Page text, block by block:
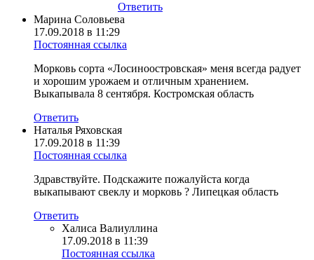
Ответить
Марина Соловьева
17.09.2018 в 11:29
Постоянная ссылка
Морковь сорта «Лосиноостровская» меня всегда радует
и хорошим урожаем и отличным хранением.
Выкапывала 8 сентября. Костромская область
Ответить
Наталья Ряховская
17.09.2018 в 11:39
Постоянная ссылка
Здравствуйте. Подскажите пожалуйста когда
выкапывают свеклу и морковь ? Липецкая область
Ответить
Халиса Валиуллина
17.09.2018 в 11:39
Постоянная ссылка